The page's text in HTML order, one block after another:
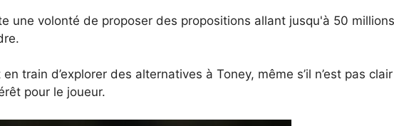
une volonté de proposer des propositions allant jusqu'à 50
train d’explorer des alternatives à Toney, même s’il n’est pas
pour le joueur.